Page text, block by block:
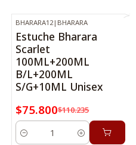
-31%OFF
BHARARA12 | BHARARA
Estuche Bharara
Scarlet
100ML+200ML
B/L+200ML
S/G+10ML Unisex
$75.800$110.235
Cantidad